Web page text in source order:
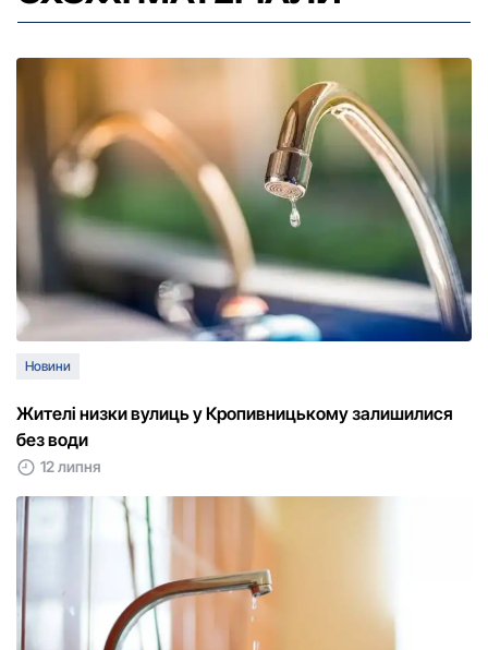
Новини
Жителі низки вулиць у Кропивницькому залишилися
без води
12 липня